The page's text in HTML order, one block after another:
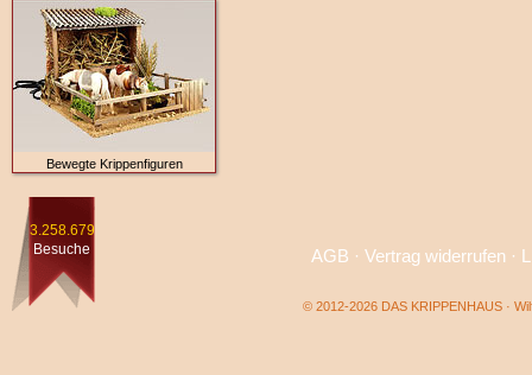
Bewegte Krippenfiguren
3.258.679
Besuche
AGB · Vertrag widerrufen·
© 2012-2026 DAS KRIPPENHAUS ·